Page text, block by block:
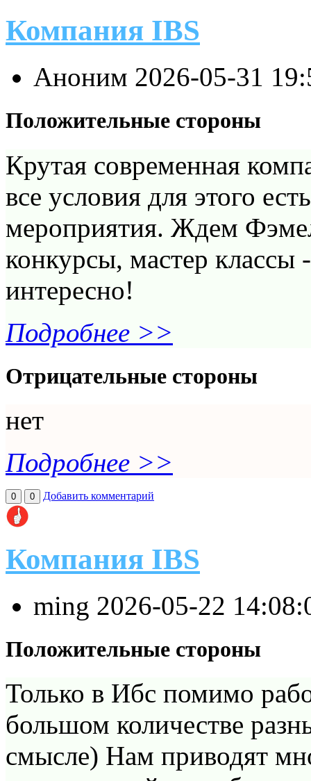
Компания IBS
Аноним 2026-05-31
Положительные стороны
Крутая современная
все условия для этого
мероприятия. Ждем
конкурсы, мастер
интересно!
Подробнее >>
Отрицательные стороны
нет
Подробнее >>
0 0 Добавить комментарий
Компания IBS
ming 2026-05-22
Положительные стороны
Только в Ибс помимо
большом количестве
смысле) Нам приводят